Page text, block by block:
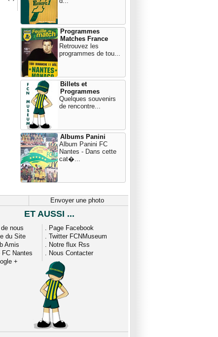
Programmes
Matches France
Retrouvez les
programmes de tou...
Billets et
Programmes
Quelques souvenirs
de rencontre...
Albums Panini
Album Panini FC
Nantes - Dans cette
cat�...
Envoyer une photo
ET AUSSI ...
nous
du Site
Amis
FC Nantes
+
. Page Facebook
. Twitter FCNMuseum
. Notre flux Rss
. Nous Contacter